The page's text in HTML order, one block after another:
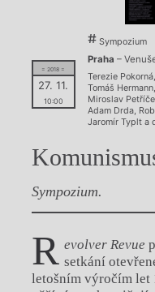
= 2018 =
27. 11.
10:00
Sympozium
Praha –
Terezie Pokorná,
Tomáš Hermann,
Miroslav
Adam Drda,
Jaromír Typlta
Sympozium.
R evolver Revue
setkání
letošním výročím let